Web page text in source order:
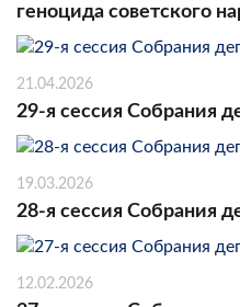
геноцида советского
21.04.2026
29-я сессия Собрания
19.03.2026
28-я сессия Собрания
12.02.2026